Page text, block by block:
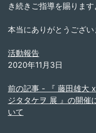
き続きご指導を賜ります
本当にありがとうござい
活動報告
2020年11月3日
投
稿
前の記事 -
『 藤田雄大
ジタタケヲ 展 』の開催
いて